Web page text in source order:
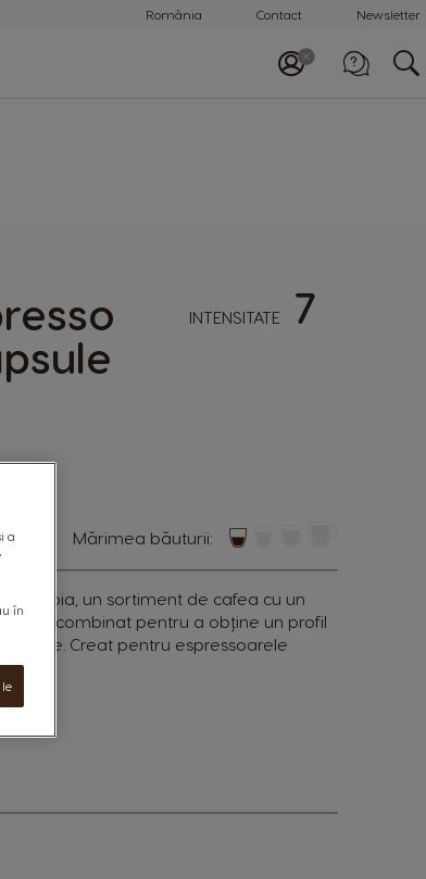
România Contact Newsletter
INTENSITATE 7
mărimea băuturii:
un sortiment de cafea cu un
totul combinat pentru a obține un profil
aparte. Creat pentru espressoarele
a
în